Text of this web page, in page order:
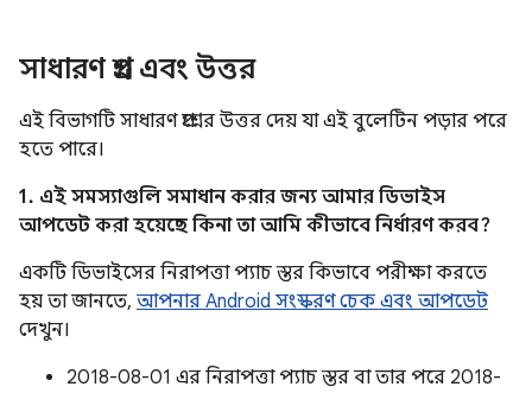
সাধারণ প্রশ্ন এবং উত্তর
এই বিভাগটি সাধারণ প্রশ্নের উত্তর দেয় যা এই বুলেটিন পড়ার পরে
হতে পারে।
1. এই সমস্যাগুলি সমাধান করার জন্য আমার ডিভাইস
আপডেট করা হয়েছে কিনা তা আমি কীভাবে নির্ধারণ করব?
একটি ডিভাইসের নিরাপত্তা প্যাচ স্তর কিভাবে পরীক্ষা করতে
হয় তা জানতে, আপনার Android সংস্করণ চেক এবং আপডেট
দেখুন।
2018-08-01 এর নিরাপত্তা প্যাচ স্তর বা তার পরে 2018-